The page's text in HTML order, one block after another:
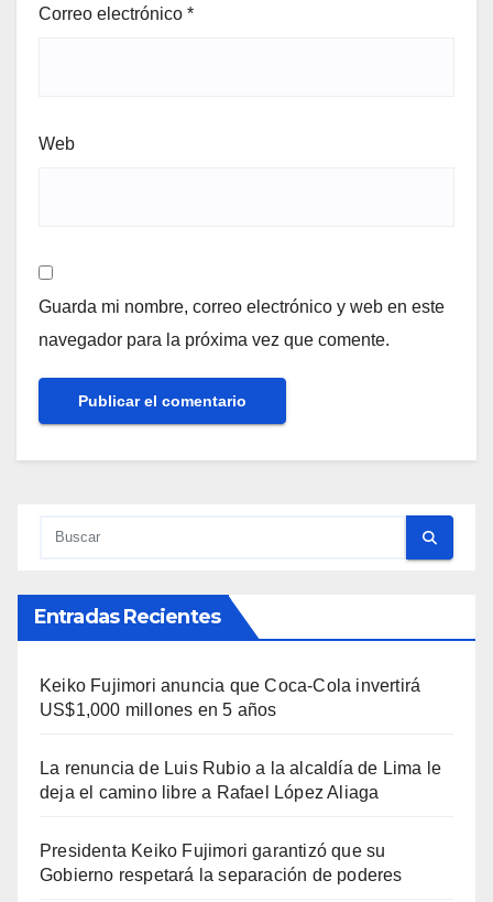
Correo electrónico *
Web
Guarda mi nombre, correo electrónico y web en este
navegador para la próxima vez que comente.
Entradas Recientes
Keiko Fujimori anuncia que Coca-Cola invertirá
US$1,000 millones en 5 años
La renuncia de Luis Rubio a la alcaldía de Lima le
deja el camino libre a Rafael López Aliaga
Presidenta Keiko Fujimori garantizó que su
Gobierno respetará la separación de poderes